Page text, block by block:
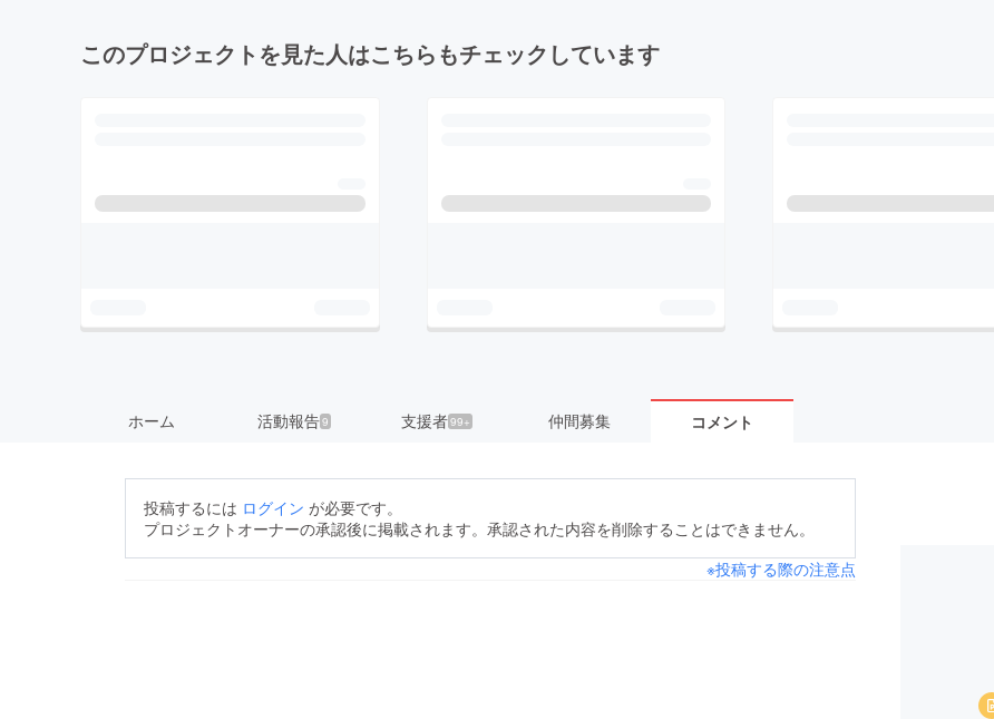
このプロジェクトを見た人はこちらもチェックしています
ホーム 活動報告9 支援者99+ 仲間募集 コメント
投稿するには ログイン が必要です。
プロジェクトオーナーの承認後に掲載されます。承認された内容を削除することはできません。
※投稿する際の注意点